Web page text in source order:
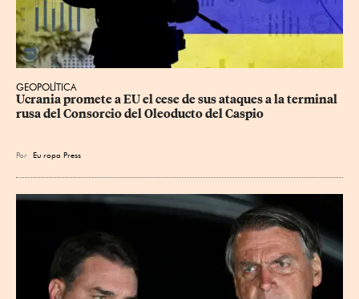
GEOPOLÍTICA
Ucrania promete a EU el cese de sus ataques a la terminal
rusa del Consorcio del Oleoducto del Caspio
Por Eu ropa Press